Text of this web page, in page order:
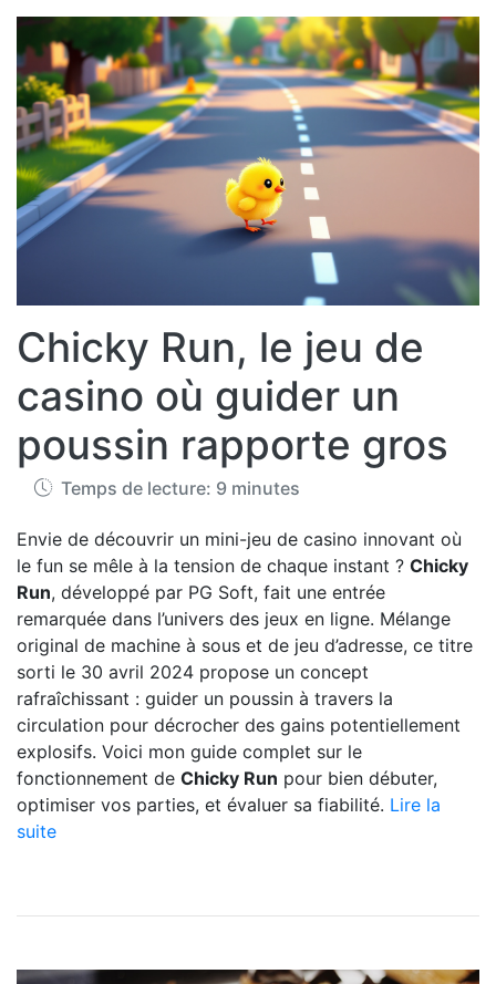
Chicky Run, le jeu de
casino où guider un
poussin rapporte gros
Temps de lecture: 9 minutes
Envie de découvrir un mini-jeu de casino innovant où
le fun se mêle à la tension de chaque instant ? Chicky
Run, développé par PG Soft, fait une entrée
remarquée dans l’univers des jeux en ligne. Mélange
original de machine à sous et de jeu d’adresse, ce titre
sorti le 30 avril 2024 propose un concept
rafraîchissant : guider un poussin à travers la
circulation pour décrocher des gains potentiellement
explosifs. Voici mon guide complet sur le
fonctionnement de Chicky Run pour bien débuter,
optimiser vos parties, et évaluer sa fiabilité. Lire la
suite